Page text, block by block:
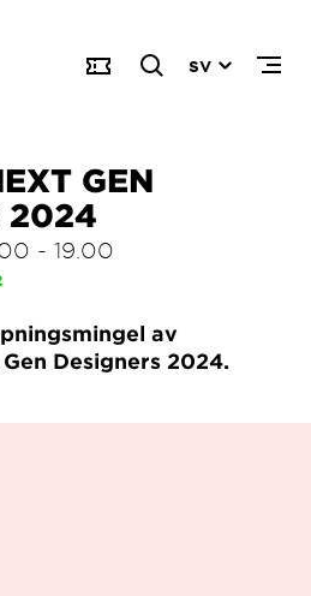
SV
GEN
2024
- 19.00
av
Designers 2024.